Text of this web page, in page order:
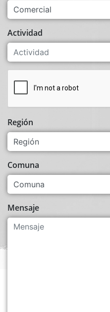
Actividad
Región
Comuna
Mensaje